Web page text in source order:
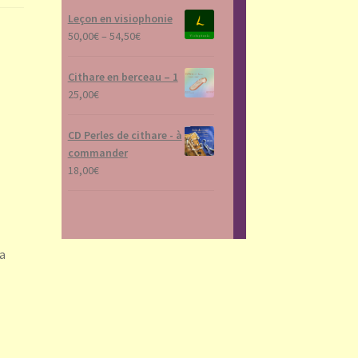
Leçon en visiophonie
50,00€– 54,50€
Cithare en berceau – 1
25,00€
CD Perles de cithare - à
commander
18,00€